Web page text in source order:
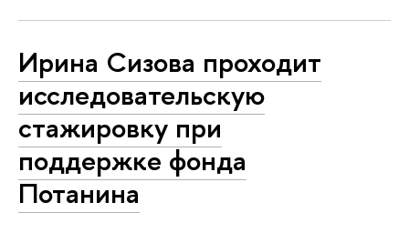
Ирина Сизова проходит
исследовательскую
стажировку при
поддержке фонда
Потанина